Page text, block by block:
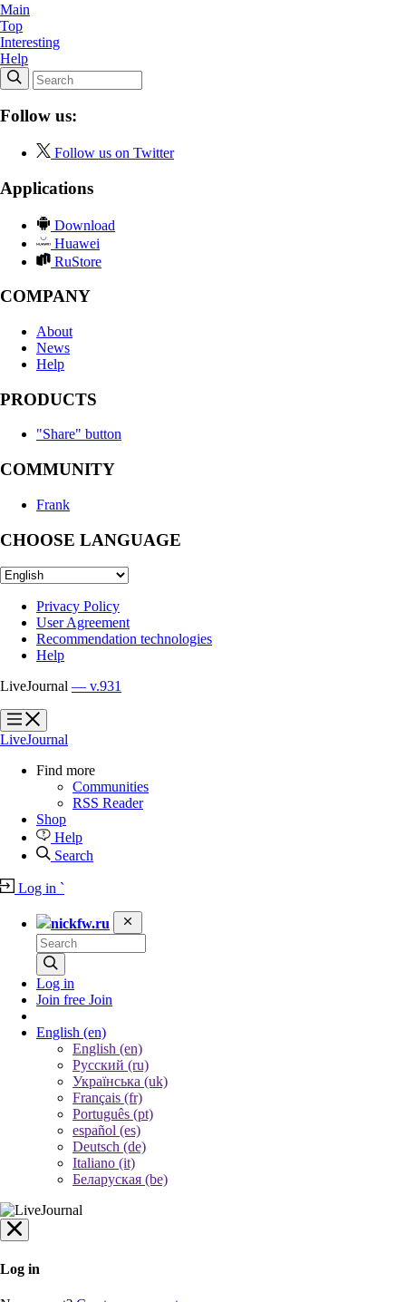
Main
Top
Interesting
Help
Follow us:
Follow us on Twitter
Applications
Download
Huawei
RuStore
COMPANY
About
News
Help
PRODUCTS
"Share" button
COMMUNITY
Frank
CHOOSE LANGUAGE
Privacy Policy
User Agreement
Recommendation technologies
Help
LiveJournal — v.931
?
?
LiveJournal
Find more
Communities
RSS Reader
Shop
Help
Search
Log in `
nickfw.ru
Log in
Join free Join
English (en)
English (en)
Русский (ru)
Українська (uk)
Français (fr)
Português (pt)
español (es)
Deutsch (de)
Italiano (it)
Беларуская (be)
Log in